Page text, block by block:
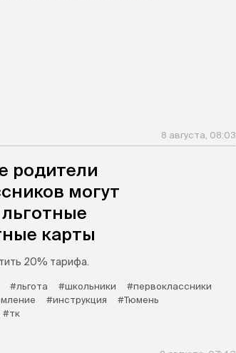
8 августа, 08:03
родители
могут
карты
20% тарифа.
#льгота #школьники
#первоклассники
#инструкция
#Тюмень
#тк